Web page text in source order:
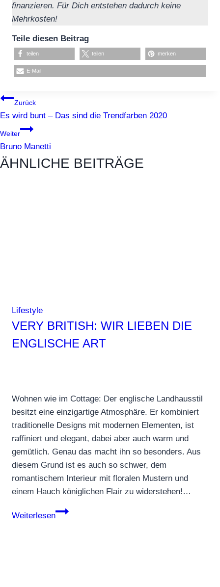
finanzieren. Für Dich entstehen dadurch keine
Mehrkosten!
Teile diesen Beitrag
teilen teilen merken
E-Mail
BEITRAGSNAVIGATION
Zurück
Es wird bunt – Das sind die Trendfarben 2020
Weiter
Bruno Manetti
ÄHNLICHE BEITRÄGE
Lifestyle
VERY BRITISH: WIR LIEBEN DIE
ENGLISCHE ART
Wohnen wie im Cottage: Der englische Landhausstil
besitzt eine einzigartige Atmosphäre. Er kombiniert
traditionelle Designs mit modernen Elementen, ist
raffiniert und elegant, dabei aber auch warm und
gemütlich. Genau das macht ihn so besonders. Aus
diesem Grund ist es auch so schwer, dem
romantischem Interieur mit floralen Mustern und
einem Hauch königlichen Flair zu widerstehen!…
Weiterlesen
Very